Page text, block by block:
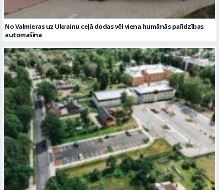
No Valmieras uz Ukrainu ceļā dodas vēl viena humānās palīdzības
automašīna